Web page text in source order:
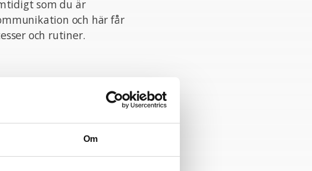
Om
som du är
och här får
och rutiner.
ansökningstiden har